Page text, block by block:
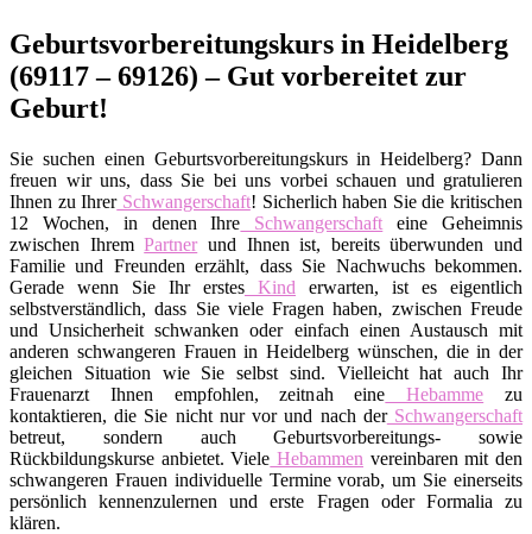
Geburtsvorbereitungskurs in Heidelberg
(69117 – 69126) – Gut vorbereitet zur
Geburt!
Sie suchen einen Geburtsvorbereitungskurs in Heidelberg? Dann
freuen wir uns, dass Sie bei uns vorbei schauen und gratulieren
Ihnen zu IhrerSchwangerschaft! Sicherlich haben Sie die kritischen
12 Wochen, in denen Ihre Schwangerschaft eine Geheimnis
zwischen IhremPartnerund Ihnen ist, bereits überwunden und
Familie und Freunden erzählt, dass Sie Nachwuchs bekommen.
Gerade wenn Sie Ihr erstes Kind erwarten, ist es eigentlich
selbstverständlich, dass Sie viele Fragen haben, zwischen Freude
und Unsicherheit schwanken oder einfach einen Austausch mit
anderen schwangeren Frauen in Heidelberg wünschen, die in der
gleichen Situation wie Sie selbst sind. Vielleicht hat auch Ihr
Frauenarzt Ihnen empfohlen, zeitnah eine Hebamme zu
kontaktieren, die Sie nicht nur vor und nach derSchwangerschaft
betreut, sondern auch Geburtsvorbereitungs- sowie
Rückbildungskurse anbietet. Viele Hebammen vereinbaren mit den
schwangeren Frauen individuelle Termine vorab, um Sie einerseits
persönlich kennenzulernen und erste Fragen oder Formalia zu
klären.